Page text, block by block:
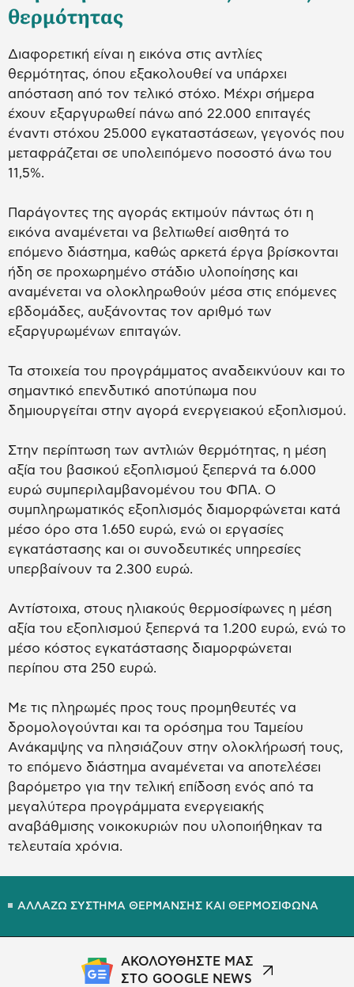
θερμότητας
Διαφορετική είναι η εικόνα στις αντλίες
θερμότητας, όπου εξακολουθεί να υπάρχει
απόσταση από τον τελικό στόχο. Μέχρι σήμερα
έχουν εξαργυρωθεί πάνω από 22.000 επιταγές
έναντι στόχου 25.000 εγκαταστάσεων, γεγονός που
μεταφράζεται σε υπολειπόμενο ποσοστό άνω του
11,5%.
Παράγοντες της αγοράς εκτιμούν πάντως ότι η
εικόνα αναμένεται να βελτιωθεί αισθητά το
επόμενο διάστημα, καθώς αρκετά έργα βρίσκονται
ήδη σε προχωρημένο στάδιο υλοποίησης και
αναμένεται να ολοκληρωθούν μέσα στις επόμενες
εβδομάδες, αυξάνοντας τον αριθμό των
εξαργυρωμένων επιταγών.
Τα στοιχεία του προγράμματος αναδεικνύουν και το
σημαντικό επενδυτικό αποτύπωμα που
δημιουργείται στην αγορά ενεργειακού εξοπλισμού.
Στην περίπτωση των αντλιών θερμότητας, η μέση
αξία του βασικού εξοπλισμού ξεπερνά τα 6.000
ευρώ συμπεριλαμβανομένου του ΦΠΑ. Ο
συμπληρωματικός εξοπλισμός διαμορφώνεται κατά
μέσο όρο στα 1.650 ευρώ, ενώ οι εργασίες
εγκατάστασης και οι συνοδευτικές υπηρεσίες
υπερβαίνουν τα 2.300 ευρώ.
Αντίστοιχα, στους ηλιακούς θερμοσίφωνες η μέση
αξία του εξοπλισμού ξεπερνά τα 1.200 ευρώ, ενώ το
μέσο κόστος εγκατάστασης διαμορφώνεται
περίπου στα 250 ευρώ.
Με τις πληρωμές προς τους προμηθευτές να
δρομολογούνται και τα ορόσημα του Ταμείου
Ανάκαμψης να πλησιάζουν στην ολοκλήρωσή τους,
το επόμενο διάστημα αναμένεται να αποτελέσει
βαρόμετρο για την τελική επίδοση ενός από τα
μεγαλύτερα προγράμματα ενεργειακής
αναβάθμισης νοικοκυριών που υλοποιήθηκαν τα
τελευταία χρόνια.
ΑΛΛΑΖΩ ΣΥΣΤΗΜΑ ΘΕΡΜΑΝΣΗΣ ΚΑΙ ΘΕΡΜΟΣΙΦΩΝΑ
ΑΚΟΛΟΥΘΗΣΤΕ ΜΑΣ
ΣΤΟ GOOGLE NEWS